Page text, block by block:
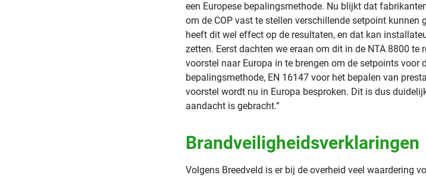
een Europese bepalingsmethode. Nu blijkt dat
om de COP vast te stellen verschillende setpoint
heeft dit wel effect op de resultaten, en dat kan
zetten. Eerst dachten we eraan om dit in de NTA 8800 te
voorstel naar Europa in te brengen om de setpoints voor
bepalingsmethode, EN 16147 voor het bepalen van
voorstel wordt nu in Europa besproken. Dit is dus
aandacht is gebracht.”
Brandveiligheidsverklaringen
Volgens Breedveld is er bij de overheid veel waardering